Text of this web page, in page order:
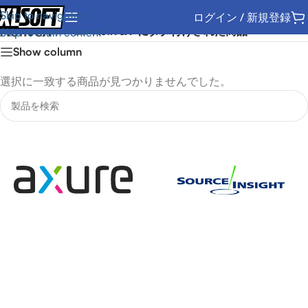
Skip to navigation
Skip to main content
ログイン / 新規登録
ActiveXホーム
“ActiveX”にタグ付けされた商品
Show column
選択に一致する商品が見つかりませんでした。